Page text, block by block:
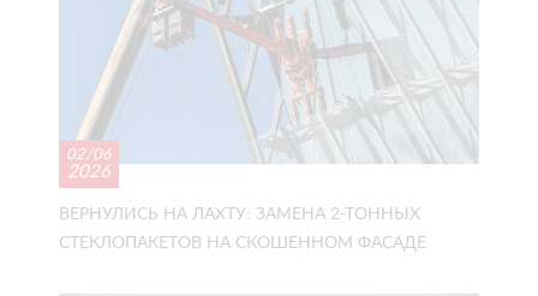
02/06
2026
ВЕРНУЛИСЬ НА ЛАХТУ: ЗАМЕНА 2-ТОННЫХ
СТЕКЛОПАКЕТОВ НА СКОШЕННОМ ФАСАДЕ